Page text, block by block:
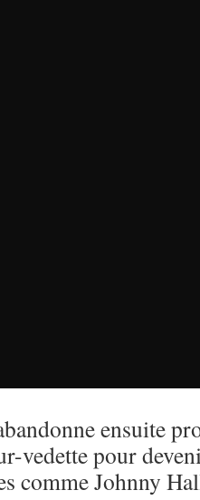
ensuite
vedette pour
comme Johnny